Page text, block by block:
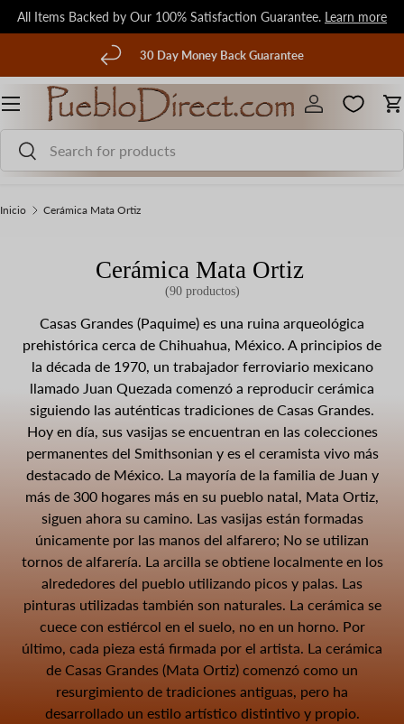
Ir al contenido
All Items Backed by Our 100% Satisfaction Guarantee. Learn more
30 Day Money Back Guarantee
Buscar
Buscar
Iniciar sesión
Inicio Cerámica Mata Ortiz
Cerámica Mata Ortiz
(90 productos)
Casas Grandes (Paquime) es una ruina arqueológica
prehistórica cerca de Chihuahua, México. A principios de
la década de 1970, un trabajador ferroviario mexicano
llamado Juan Quezada comenzó a reproducir cerámica
siguiendo las auténticas tradiciones de Casas Grandes.
Hoy en día, sus vasijas se encuentran en las colecciones
permanentes del Smithsonian y es el ceramista vivo más
destacado de México. La mayoría de la familia de Juan y
más de 300 hogares más en su pueblo natal, Mata Ortiz,
siguen ahora su camino. Las vasijas están formadas
únicamente por las manos del alfarero; No se utilizan
tornos de alfarería. La arcilla se obtiene localmente en los
alrededores del pueblo utilizando picos y palas. Las
pinturas utilizadas también son naturales. La cerámica se
cuece con estiércol en el suelo, no en un horno. Por
último, cada pieza está firmada por el artista. La cerámica
de Casas Grandes (Mata Ortiz) comenzó como un
resurgimiento de tradiciones antiguas, pero ha
desarrollado un estilo artístico distintivo y propio.